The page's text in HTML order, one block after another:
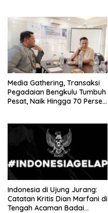
Media Gathering, Transaksi
Pegadaian Bengkulu Tumbuh
Pesat, Naik Hingga 70 Persen
Indonesia di Ujung Jurang:
Catatan Kritis Dian Marfani di
Tengah Acaman Badai